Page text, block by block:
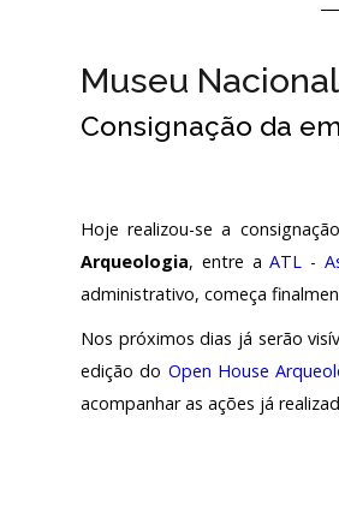
Museu
Consignação da
Hoje realizou-se a
Arqueologia, entre aATL -
administrativo, começa
Nos próximos dias já serão
edição do Open House
acompanhar as ações já